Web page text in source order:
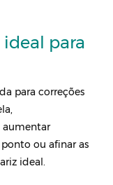
para
para correções
aumentar
ou afinar as
ideal.